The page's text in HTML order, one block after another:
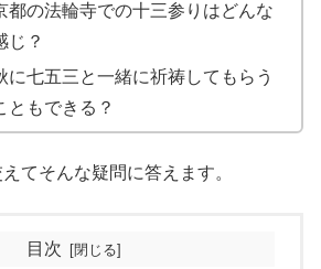
都の法輪寺での十三参りはどんな
じ？
に七五三と一緒に祈祷してもらう
ともできる？
てそんな疑問に答えます。
目次